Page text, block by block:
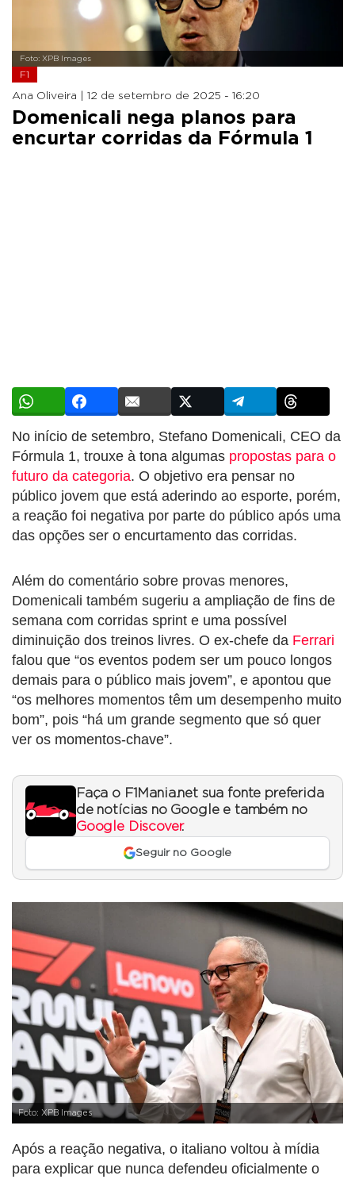
Foto: XPB Images
F1
Ana Oliveira | 12 de setembro de 2025 - 16:20
Domenicali nega planos para
encurtar corridas da Fórmula 1
No início de setembro, Stefano Domenicali, CEO da
Fórmula 1, trouxe à tona algumas propostas para o
futuro da categoria. O objetivo era pensar no
público jovem que está aderindo ao esporte, porém,
a reação foi negativa por parte do público após uma
das opções ser o encurtamento das corridas.
Além do comentário sobre provas menores,
Domenicali também sugeriu a ampliação de fins de
semana com corridas sprint e uma possível
diminuição dos treinos livres. O ex-chefe da Ferrari
falou que “os eventos podem ser um pouco longos
demais para o público mais jovem”, e apontou que
“os melhores momentos têm um desempenho muito
bom”, pois “há um grande segmento que só quer
ver os momentos-chave”.
Faça o F1Mania.net sua fonte preferida
de notícias no Google e também no
Google Discover.
Seguir no Google
Foto: XPB Images
Após a reação negativa, o italiano voltou à mídia
para explicar que nunca defendeu oficialmente o